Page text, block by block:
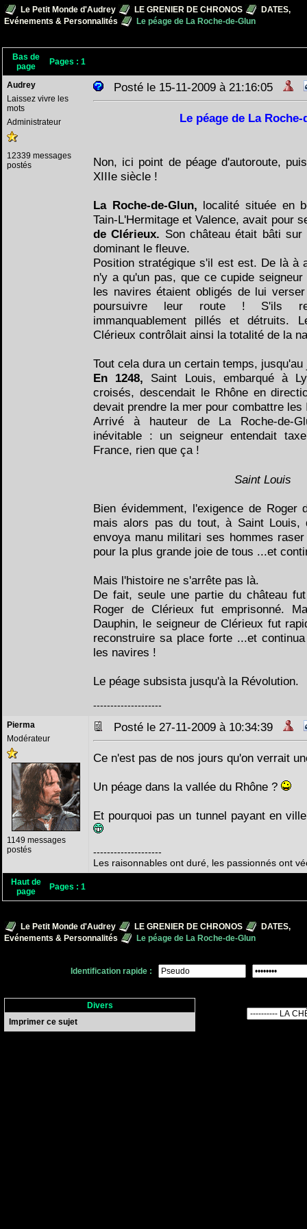
Le Petit Monde d'Audrey LE GRENIER DE CHRONOS
DATES,
Evénements & Personnalités
Le péage de La Roche-de-Glun
Bas de
page
Pages : 1
Audrey
Laissez vivre les
mots
Administrateur
12339 messages
postés
Posté le 15-11-2009 à 21:16:05
Le péage de La Roche-
Non, ici point de péage d'autoroute,
XIIIe siècle !
La Roche-de-Glun, localité située en
Tain-L'Hermitage et Valence, avait pour
de Clérieux. Son château était bâti
dominant le fleuve.
Position stratégique s'il est est. De là à
n'y a qu'un pas, que ce cupide
les navires étaient obligés de lui
poursuivre leur route ! S'ils
immanquablement pillés et détruits.
Clérieux contrôlait ainsi la totalité de la
Tout cela dura un certain temps, jusqu'au
En 1248, Saint Louis, embarqué à
croisés, descendait le Rhône en
devait prendre la mer pour combattre les
Arrivé à hauteur de La Roche-de-
inévitable : un seigneur entendait
France, rien que ça !
Saint Louis
Bien évidemment, l'exigence de Roger
mais alors pas du tout, à Saint Louis,
envoya manu militari ses hommes
pour la plus grande joie de tous ...et
Mais l'histoire ne s'arrête pas là.
De fait, seule une partie du château
Roger de Clérieux fut emprisonné.
Dauphin, le seigneur de Clérieux fut
reconstruire sa place forte ...et
les navires !
Le péage subsista jusqu'à la Révolution.
--------------------
Pierma
Modérateur
1149 messages
postés
Posté le 27-11-2009 à 10:34:39
Ce n'est pas de nos jours qu'on verrait
Un péage dans la vallée du Rhône ?
Et pourquoi pas un tunnel payant en
--------------------
Les raisonnables ont duré, les passionnés ont
Haut de
page
Pages : 1
Le Petit Monde d'Audrey LE GRENIER DE CHRONOS
DATES,
Evénements & Personnalités
Le péage de La Roche-de-Glun
Identification rapide :
Divers
Imprimer ce sujet